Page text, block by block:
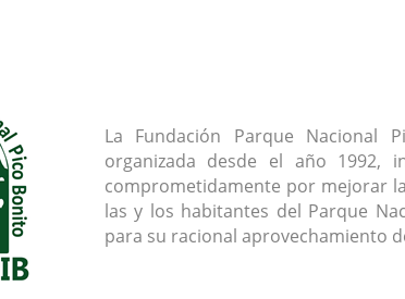
La Fundación Parque Nacional
organizada desde el año 1992,
comprometidamente por mejorar
las y los habitantes del Parque
para su racional aprovechamiento